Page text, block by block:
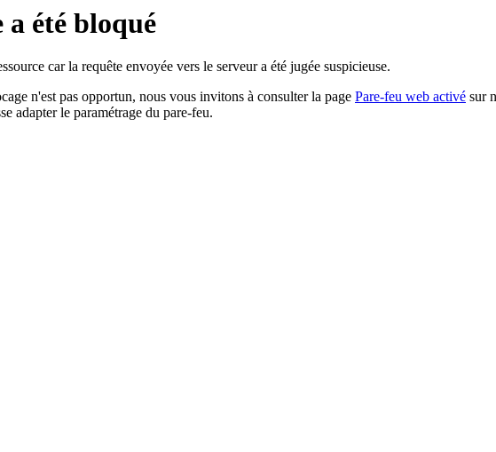
a été bloqué
car la requête envoyée vers le serveur a été jugée suspicieuse.
n'est pas opportun, nous vous invitons à consulter la page Pare-feu web activé sur
adapter le paramétrage du pare-feu.